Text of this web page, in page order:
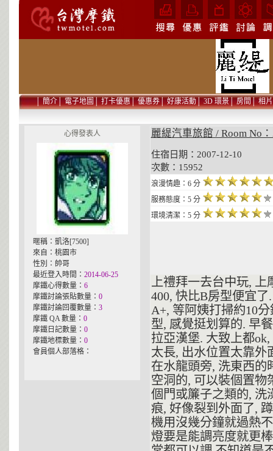
│簡介│電子地圖│打卡優惠│優惠券│好康活動│3D 環景│房間│相片
心得發表人
暱稱：凱洛[7500]
來自：桃園市
性別：帥哥
最近登入時間： 2014-06-25
摩鐵心得數量： 6
摩鐵討論張貼數量： 0
摩鐵討論回覆數量： 3
摩鐵 QA 數量： 0
摩鐵日記數量： 0
摩鐵地標數量： 0
會員個人部落格：
麗緹汽車旅館 / Room No
住宿日期：2007-12-10
次數：15952
浪漫情趣：6 分
服務態度：5 分
環境清潔：5 分
上禮拜一去台中玩,
400, 快比B房型便宜
A+, 等阿姨打掃約10
型, 感覺挺划算的. 早
拉亞漢堡. 大致上都
太長, 出水位置太靠外
在水龍頭旁, 洗東西的
空洞的, 可以裝個置物
個門或簾子之類的, 洗
痕, 好像裂到外面了,
機用沒幾分鐘就過熱
燈要是能調亮度就更